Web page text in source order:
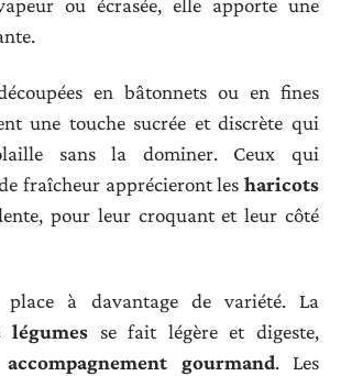
ou écrasée, elle apporte une
en bâtonnets ou en fines
une touche sucrée et discrète qui
sans la dominer. Ceux qui
fraîcheur apprécieront les haricots
pour leur croquant et leur côté
place à davantage de variété. La
légumes se fait légère et digeste,
accompagnement gourmand. Les